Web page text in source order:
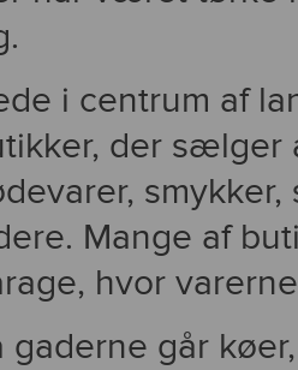
i centrum af
der sælger
Mange af
hvor
gaderne går